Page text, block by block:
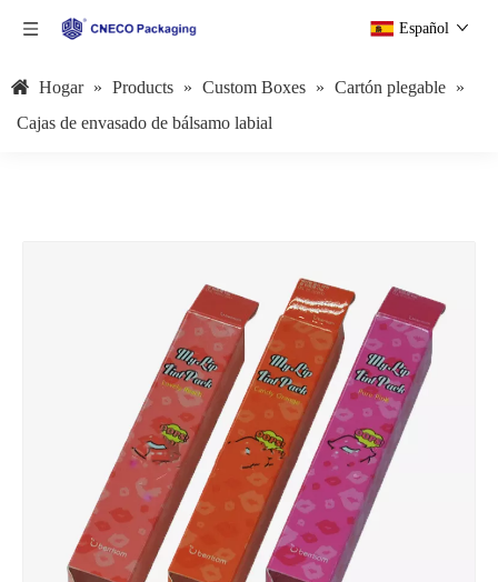
Español
Hogar » Products » Custom Boxes » Cartón plegable »
Cajas de envasado de bálsamo labial